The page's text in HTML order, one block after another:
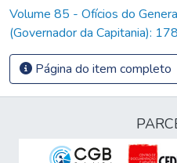
Volume 85 - Ofícios do
(Governador da Capitania):
Página do item completo